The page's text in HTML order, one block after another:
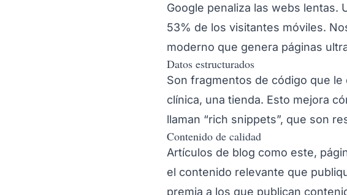
Google penaliza las webs lentas.
53% de los visitantes móviles.
moderno que genera páginas
Datos estructurados
Son fragmentos de código que
clínica, una tienda. Esto mejora
llaman “rich snippets”, que son
Contenido de calidad
Artículos de blog como este,
el contenido relevante que
premia a los que publican